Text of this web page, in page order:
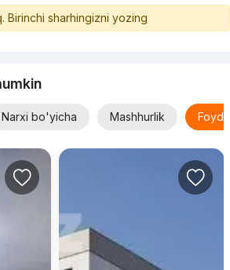
Birinchi sharhingizni yozing
Narxi bo'yicha Mashhurlik